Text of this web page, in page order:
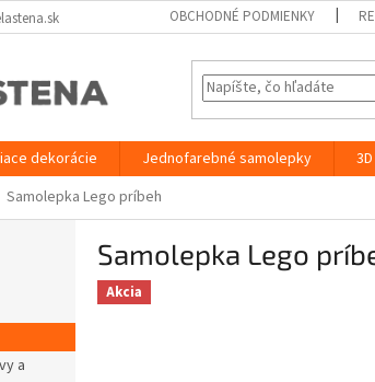
OBCHODNÉ PODMIENKY
dekorácie Jednofarebné samolepky
Samolepka Lego príbeh
a
Samolepka Lego
Akcia